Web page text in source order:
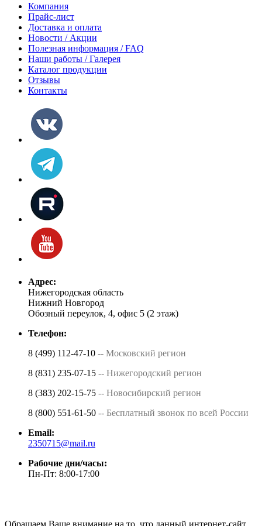
Компания
Прайс-лист
Доставка и оплата
Новости / Акции
Полезная информация / FAQ
Наши работы / Галерея
Каталог продукции
Отзывы
Контакты
Адрес:
Нижегородская область
Нижний Новгород
Обозный переулок, 4, офис 5 (2 этаж)
Телефон:
8 (499) 112-47-10 -- Московский регион
8 (831) 235-07-15 -- Нижегородский регион
8 (383) 202-15-75 -- Новосибирский регион
8 (800) 551-61-50 -- Бесплатный звонок по всей России
Email:
2350715@mail.ru
Рабочие дни/часы:
Пн-Пт: 8:00-17:00
Обращаем Ваше внимание на то, что данный интернет-сайт